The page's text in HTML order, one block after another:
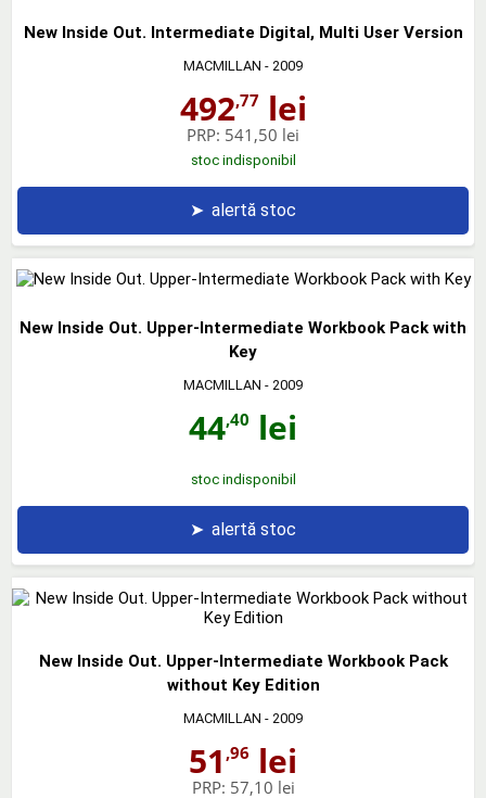
New Inside Out. Intermediate Digital, Multi User Version
MACMILLAN - 2009
492,77lei
PRP: 541,50 lei
stoc indisponibil
➤ alertă stoc
New Inside Out. Upper-Intermediate Workbook Pack with
Key
MACMILLAN - 2009
44,40 lei
stoc indisponibil
➤ alertă stoc
New Inside Out. Upper-Intermediate Workbook Pack
without Key Edition
MACMILLAN - 2009
51 ,96 lei
PRP: 57,10 lei